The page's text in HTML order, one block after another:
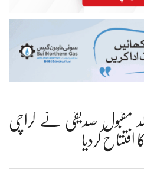
خالد مقبول صدیقی نے کراچی